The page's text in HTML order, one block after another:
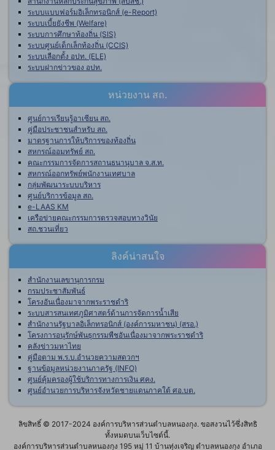
ระบบแบบฟอร์มอิเล็กทรอนิกส์ (e-Report)
ระบบเบี้ยยังชีพ (Welfare)
ระบบการศึกษาท้องถิ่น (SIS)
ระบบศูนย์เด็กเล็กท้องถิ่น (CCIS)
ระบบเลือกตั้ง อปท. (ELE)
ระบบฝากข่าวของ อปท.
หน่วยงาน สถ.
ศูนย์การเรียนรู้อาเซียน สถ.
คู่มือประชาชนสำหรับ สถ.
มาตรฐานการให้บริการของท้องถิ่น
สหกรณ์ออมทรัพย์ สถ.
คณะกรรมการจัดการสถานธนานุบาล จ.ส.ท.
สหกรณ์ออกทรัพย์พนักงานเทศบาล
กลุ่มพัฒนาระบบบริหาร
ศูนย์บริการข้อมูล สถ.
e-LAAS KM
เครือข่ายคณะกรรมการตรวจสอบทางวินัย
สถ.ชวนเที่ยว
ลิงค์น่าสนใจ
สำนักงานเลขานุการกรม
กรมประชาสัมพันธ์
โครงอันเนื่องมาจากพระราชดำริ
ระบบสารสนเทศภูมิศาสตร์ด้านการจัดการน้ำเสีย
สำนักงานรัฐบาลอิเล็กทรอนิกส์ (องค์การมหาชน) (สรอ.)
โครงการอนุรักษ์พันธุกรรมพืชอันเนื่องมาจากพระราชดำริ
คลังข่าวมหาไทย
คู่มือตาม พ.ร.บ.อำนวยความสดวกฯ
ฐานข้อมูลหน่วยงานภาครัฐ (INFO)
ศูนย์คุ้มครองผู้ใช้บริการทางการเงิน ศคง.
ศูนย์อำนวยการบริหารจังหวัดชายแดนภาคใต้ ศอ.บต.
ลิขสิทธิ์ © 2017-2024 องค์การบริหารส่วนตำบลหนองกุง. ขอสงวนไว้ซึ่งสิทธิ
ทั้งหมดบนเว็บไซต์นี้.
องค์การบริหารส่วนตำบลหนองกุง 195 หมู่ 11 บ้านทุ่งเจริญ ตำบลหนองกุง อำเภอ